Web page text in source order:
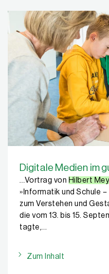
Digitale Medien im
…Vortrag von Hilbert
»Informatik und Schule
zum Verstehen und
die vom 13. bis 15.
tagte,…
Zum Inhalt